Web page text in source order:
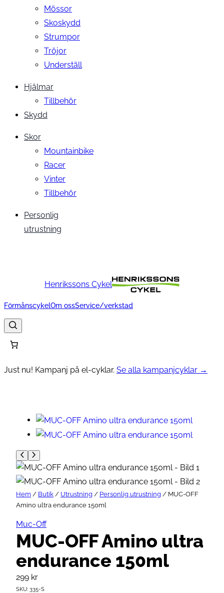
Mössor
Skoskydd
Strumpor
Tröjor
Underställ
Hjälmar
Tillbehör
Skydd
Skor
Mountainbike
Racer
Vinter
Tillbehör
Personlig
utrustning
Henrikssons Cykel
FörmånscykelOm ossService/verkstad
Just nu! Kampanj på el-cyklar. Se alla kampanjcyklar →
Hem / Butik / Utrustning / Personlig utrustning / MUC-OFF
Amino ultra endurance 150ml
Muc-Off
MUC-OFF Amino ultra
endurance 150ml
299 kr
SKU: 335-S